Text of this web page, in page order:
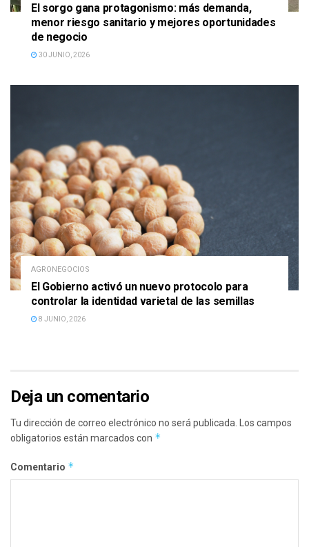
El sorgo gana protagonismo: más demanda,
menor riesgo sanitario y mejores oportunidades
de negocio
30 JUNIO, 2026
AGRONEGOCIOS
El Gobierno activó un nuevo protocolo para
controlar la identidad varietal de las semillas
8 JUNIO, 2026
Deja un comentario
Tu dirección de correo electrónico no será publicada. Los campos
obligatorios están marcados con *
Comentario *